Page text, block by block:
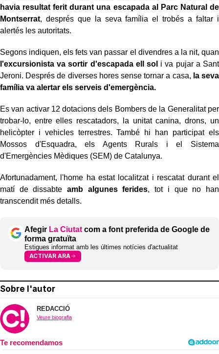
havia resultat ferit durant una escapada al Parc Natural de
Montserrat, després que la seva família el trobés a faltar i
alertés les autoritats.
Segons indiquen, els fets van passar el divendres a la nit, quan
l'excursionista va sortir d'escapada ell sol i va pujar a Sant
Jeroni. Després de diverses hores sense tornar a casa, la seva
família va alertar els serveis d'emergència.
Es van activar 12 dotacions dels Bombers de la Generalitat per
trobar-lo, entre elles rescatadors, la unitat canina, drons, un
helicòpter i vehicles terrestres. També hi han participat els
Mossos d'Esquadra, els Agents Rurals i el Sistema
d'Emergències Mèdiques (SEM) de Catalunya.
Afortunadament, l'home ha estat localitzat i rescatat durant el
matí de dissabteamb algunes ferides, tot i que no han
transcendit més detalls.
Afegir La Ciutat com a font preferida de Google de
forma gratuïta
Estigues informat amb les últimes notícies d'actualitat
ACTIVAR ARA
Sobre l'autor
REDACCIÓ
Veure biografia